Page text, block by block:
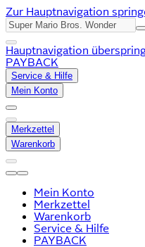
Zur Hauptnavigation
Hauptnavigation
PAYBACK
Service & Hilfe
Mein Konto
Merkzettel
Warenkorb
Mein Konto
Merkzettel
Warenkorb
Service & Hilfe
PAYBACK